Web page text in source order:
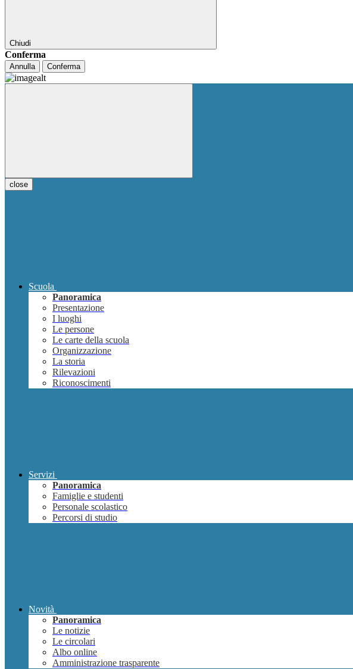
Chiudi
Conferma
Annulla Conferma
close
Scuola
Panoramica
Presentazione
I luoghi
Le persone
Le carte della scuola
Organizzazione
La storia
Rilevazioni
Riconoscimenti
Servizi
Panoramica
Famiglie e studenti
Personale scolastico
Percorsi di studio
Novità
Panoramica
Le notizie
Le circolari
Albo online
Amministrazione trasparente